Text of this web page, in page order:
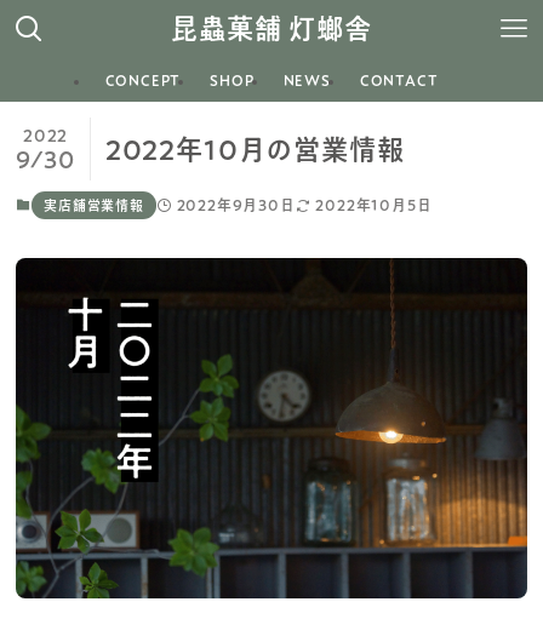
昆蟲菓舗 灯螂舎
CONCEPT SHOP NEWS CONTACT
2022年10月の営業情報
2022
9/30
実店舗営業情報 2022年9月30日 2022年10月5日